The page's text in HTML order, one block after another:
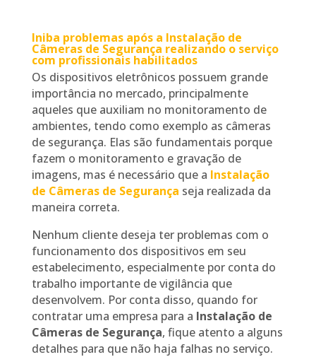
Iniba problemas após a Instalação de
Câmeras de Segurança realizando o serviço
com profissionais habilitados
Os dispositivos eletrônicos possuem grande
importância no mercado, principalmente
aqueles que auxiliam no monitoramento de
ambientes, tendo como exemplo as câmeras
de segurança. Elas são fundamentais porque
fazem o monitoramento e gravação de
imagens, mas é necessário que a Instalação
de Câmeras de Segurança seja realizada da
maneira correta.
Nenhum cliente deseja ter problemas com o
funcionamento dos dispositivos em seu
estabelecimento, especialmente por conta do
trabalho importante de vigilância que
desenvolvem. Por conta disso, quando for
contratar uma empresa para a Instalação de
Câmeras de Segurança, fique atento a alguns
detalhes para que não haja falhas no serviço.